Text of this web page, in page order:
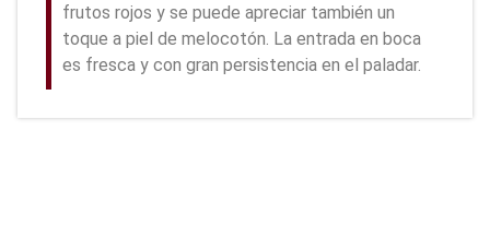
frutos rojos y se puede apreciar también un
toque a piel de melocotón. La entrada en boca
es fresca y con gran persistencia en el paladar.